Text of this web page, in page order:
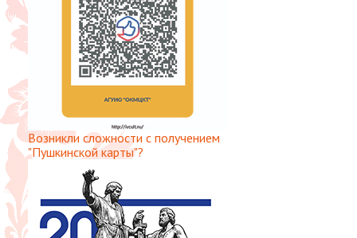
Возникли сложности с получением
"Пушкинской карты"?